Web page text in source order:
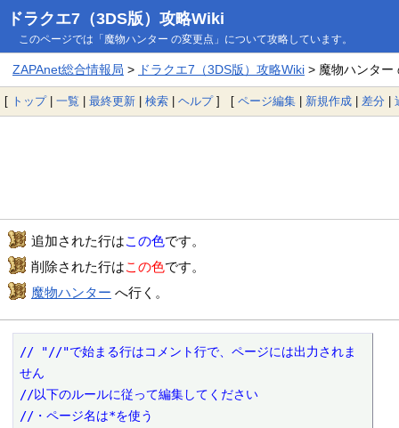
ドラクエ7（3DS版）攻略Wiki
このページでは「魔物ハンター の変更点」について攻略しています。
ZAPAnet総合情報局 > ドラクエ7（3DS版）攻略Wiki> 魔物ハンター
[ トップ| 一覧 | 最終更新 | 検索 | ヘルプ] [ ページ編集 | 新規作成 | 差分 |
追加された行はこの色です。
削除された行はこの色です。
魔物ハンター へ行く。
// "//"で始まる行はコメント行で、ページには出力されま
せん
//以下のルールに従って編集してください
//・ページ名は*を使う